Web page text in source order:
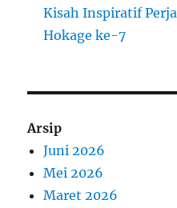
Kisah Inspiratif
Hokage ke-7
Arsip
Juni 2026
Mei 2026
Maret 2026